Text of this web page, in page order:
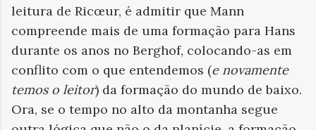
leitura de Ricœur, é admitir que Mann
compreende mais de uma formação para Hans
durante os anos no Berghof, colocando-as em
conflito com o que entendemos (e novamente
temos o leitor) da formação do mundo de baixo.
Ora, se o tempo no alto da montanha segue